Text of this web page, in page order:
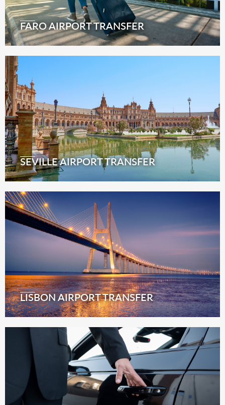
FARO AIRPORT TRANSFER
SEVILLE AIRPORT TRANSFER
LISBON AIRPORT TRANSFER